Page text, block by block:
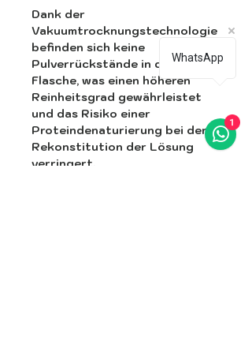
Dank der
Vakuumtrocknungstechnologie
befinden sich keine
Pulverrückstände in der
Flasche, was einen höheren
Reinheitsgrad gewährleistet
und das Risiko einer
Proteindenaturierung bei der
Rekonstitution der Lösung
verringert.
WhatsApp
1